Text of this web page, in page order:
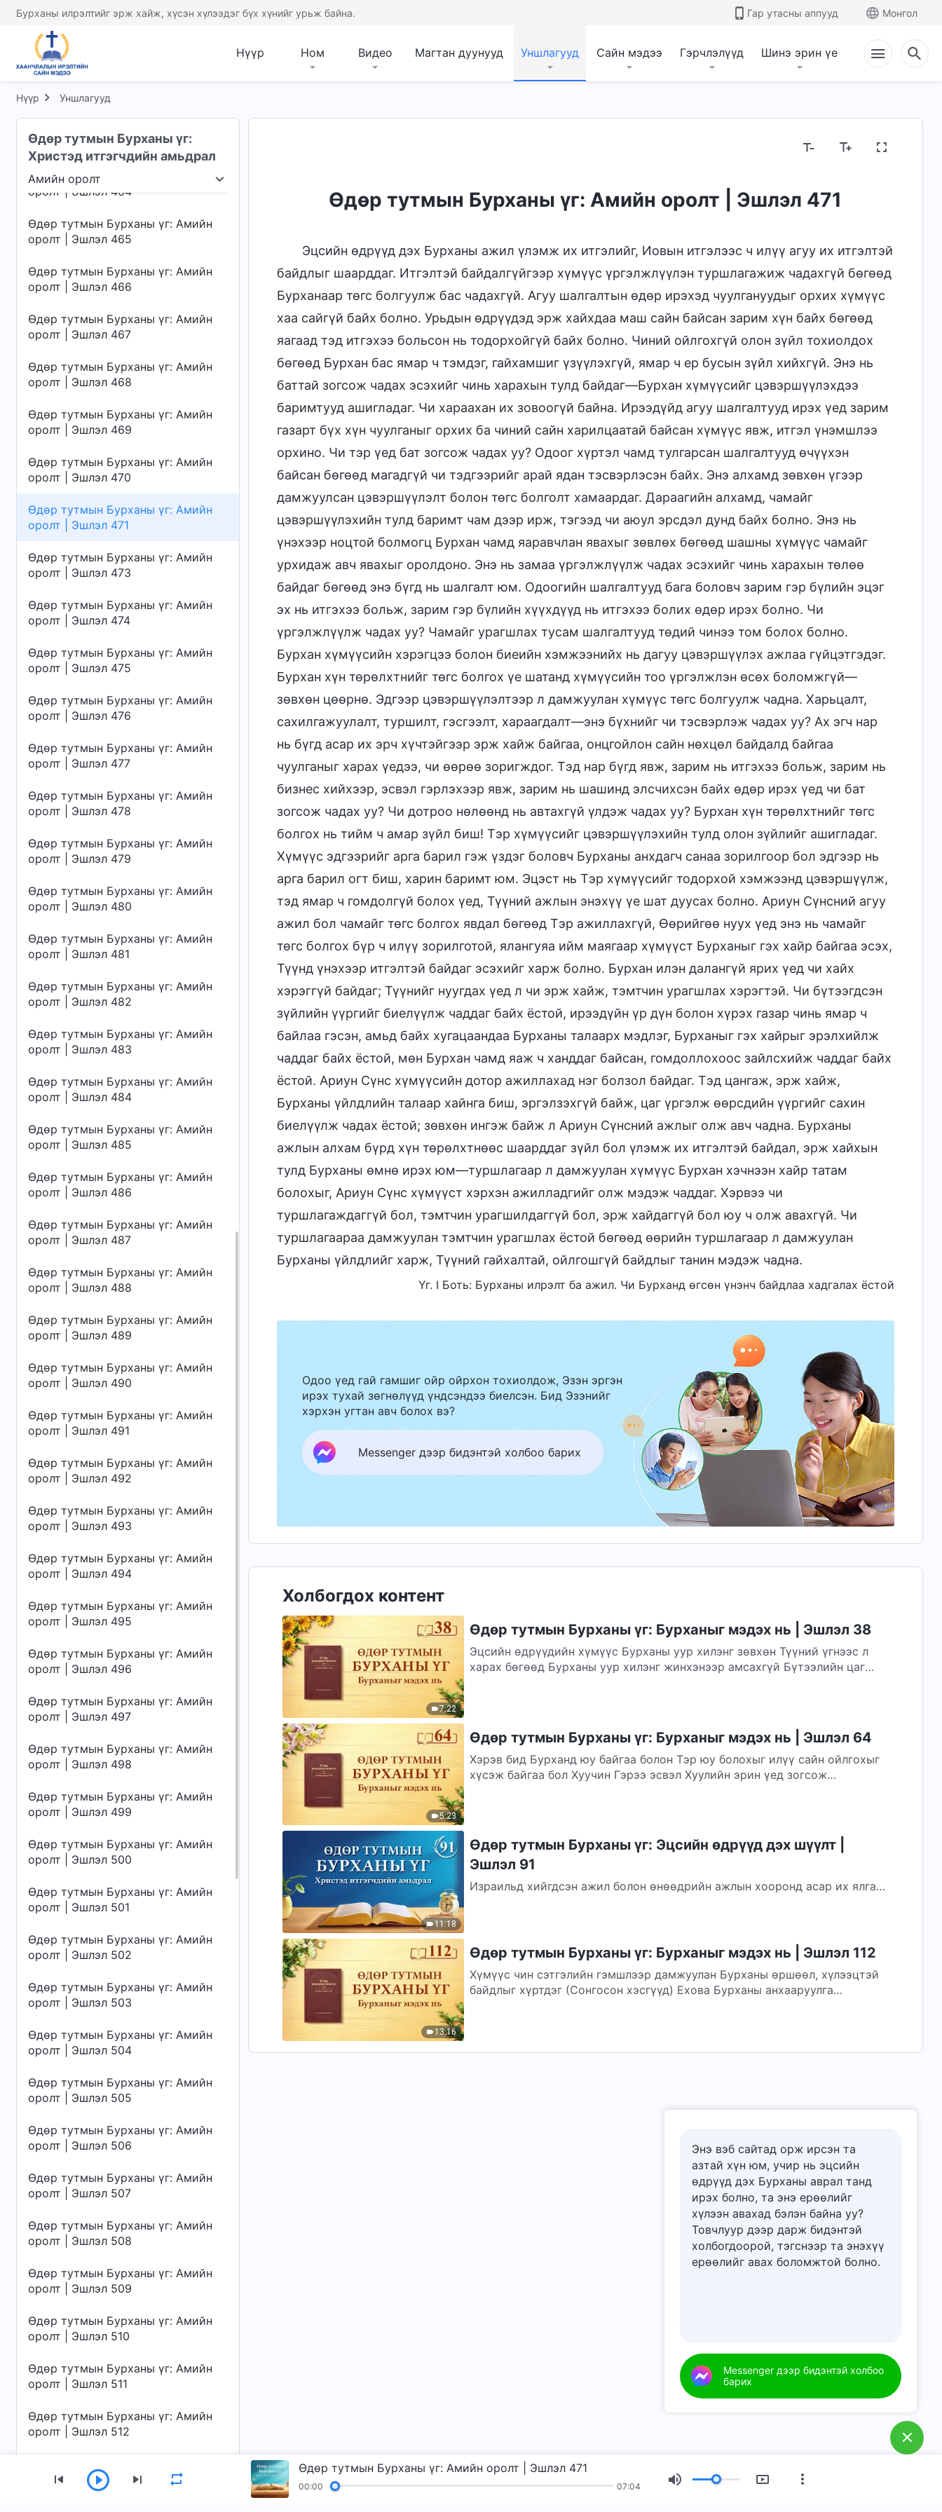
Бурханы илрэлтийг эрж хайж, хүсэн хүлээдэг бүх хүнийг урьж байна. Гар утасны аппууд Монгол
Нүүр Ном Видео Магтан дуунууд Уншлагууд Сайн мэдээ Гэрчлэлүүд Шинэ эрин үе
Нүүр Уншлагууд
Өдөр тутмын Бурханы үг:
Христэд итгэгчдийн амьдрал
Амийн оролт
нь Амийн оролт Хүрэх газар ба төгсгөл
Өдөр тутмын Бурханы үг: Амийн
оролт | Эшлэл 461
оролт | Эшлэл 462
оролт | Эшлэл 463
Өдөр тутмын Бурханы үг: Амийн
оролт | Эшлэл 464
Өдөр тутмын Бурханы үг: Амийн
оролт | Эшлэл 465
Өдөр тутмын Бурханы үг: Амийн
оролт | Эшлэл 466
Өдөр тутмын Бурханы үг: Амийн
оролт | Эшлэл 467
Өдөр тутмын Бурханы үг: Амийн
оролт | Эшлэл 468
Өдөр тутмын Бурханы үг: Амийн
оролт | Эшлэл 469
Өдөр тутмын Бурханы үг: Амийн
оролт | Эшлэл 470
Өдөр тутмын Бурханы үг: Амийн
оролт | Эшлэл 471
Өдөр тутмын Бурханы үг: Амийн
оролт | Эшлэл 473
Өдөр тутмын Бурханы үг: Амийн
оролт | Эшлэл 474
Өдөр тутмын Бурханы үг: Амийн
оролт | Эшлэл 475
Өдөр тутмын Бурханы үг: Амийн
оролт | Эшлэл 476
Өдөр тутмын Бурханы үг: Амийн
оролт | Эшлэл 477
Өдөр тутмын Бурханы үг: Амийн
оролт | Эшлэл 478
Өдөр тутмын Бурханы үг: Амийн
оролт | Эшлэл 479
Өдөр тутмын Бурханы үг: Амийн
оролт | Эшлэл 480
Өдөр тутмын Бурханы үг: Амийн
оролт | Эшлэл 481
Өдөр тутмын Бурханы үг: Амийн
оролт | Эшлэл 482
Өдөр тутмын Бурханы үг: Амийн
оролт | Эшлэл 483
Өдөр тутмын Бурханы үг: Амийн
оролт | Эшлэл 484
Өдөр тутмын Бурханы үг: Амийн
оролт | Эшлэл 485
Өдөр тутмын Бурханы үг: Амийн
оролт | Эшлэл 486
Өдөр тутмын Бурханы үг: Амийн
оролт | Эшлэл 487
Өдөр тутмын Бурханы үг: Амийн
оролт | Эшлэл 488
Өдөр тутмын Бурханы үг: Амийн
оролт | Эшлэл 489
Өдөр тутмын Бурханы үг: Амийн
оролт | Эшлэл 490
Өдөр тутмын Бурханы үг: Амийн
оролт | Эшлэл 491
Өдөр тутмын Бурханы үг: Амийн
оролт | Эшлэл 492
Өдөр тутмын Бурханы үг: Амийн
оролт | Эшлэл 493
Өдөр тутмын Бурханы үг: Амийн
оролт | Эшлэл 494
Өдөр тутмын Бурханы үг: Амийн
оролт | Эшлэл 495
Өдөр тутмын Бурханы үг: Амийн
оролт | Эшлэл 496
Өдөр тутмын Бурханы үг: Амийн
оролт | Эшлэл 497
Өдөр тутмын Бурханы үг: Амийн
оролт | Эшлэл 498
Өдөр тутмын Бурханы үг: Амийн
оролт | Эшлэл 499
Өдөр тутмын Бурханы үг: Амийн
оролт | Эшлэл 500
Өдөр тутмын Бурханы үг: Амийн
оролт | Эшлэл 501
Өдөр тутмын Бурханы үг: Амийн
оролт | Эшлэл 502
Өдөр тутмын Бурханы үг: Амийн
оролт | Эшлэл 503
Өдөр тутмын Бурханы үг: Амийн
оролт | Эшлэл 504
Өдөр тутмын Бурханы үг: Амийн
оролт | Эшлэл 505
Өдөр тутмын Бурханы үг: Амийн
оролт | Эшлэл 506
Өдөр тутмын Бурханы үг: Амийн
оролт | Эшлэл 507
Өдөр тутмын Бурханы үг: Амийн
оролт | Эшлэл 508
Өдөр тутмын Бурханы үг: Амийн
оролт | Эшлэл 509
Өдөр тутмын Бурханы үг: Амийн
оролт | Эшлэл 510
Өдөр тутмын Бурханы үг: Амийн
оролт | Эшлэл 511
Өдөр тутмын Бурханы үг: Амийн
оролт | Эшлэл 512
оролт | Эшлэл 513
Өдөр тутмын Бурханы үг: Амийн оролт | Эшлэл 471
Эцсийн өдрүүд дэх Бурханы ажил үлэмж их итгэлийг, Иовын итгэлээс ч илүү агуу их итгэлтэй
байдлыг шаарддаг. Итгэлтэй байдалгүйгээр хүмүүс үргэлжлүүлэн туршлагажиж чадахгүй бөгөөд
Бурханаар төгс болгуулж бас чадахгүй. Агуу шалгалтын өдөр ирэхэд чуулгануудыг орхих хүмүүс
хаа сайгүй байх болно. Урьдын өдрүүдэд эрж хайхдаа маш сайн байсан зарим хүн байх бөгөөд
яагаад тэд итгэхээ больсон нь тодорхойгүй байх болно. Чиний ойлгохгүй олон зүйл тохиолдох
бөгөөд Бурхан бас ямар ч тэмдэг, гайхамшиг үзүүлэхгүй, ямар ч ер бусын зүйл хийхгүй. Энэ нь
баттай зогсож чадах эсэхийг чинь харахын тулд байдаг—Бурхан хүмүүсийг цэвэршүүлэхдээ
баримтууд ашигладаг. Чи хараахан их зовоогүй байна. Ирээдүйд агуу шалгалтууд ирэх үед зарим
газарт бүх хүн чуулганыг орхих ба чиний сайн харилцаатай байсан хүмүүс явж, итгэл үнэмшлээ
орхино. Чи тэр үед бат зогсож чадах уу? Одоог хүртэл чамд тулгарсан шалгалтууд өчүүхэн
байсан бөгөөд магадгүй чи тэдгээрийг арай ядан тэсвэрлэсэн байх. Энэ алхамд зөвхөн үгээр
дамжуулсан цэвэршүүлэлт болон төгс болголт хамаардаг. Дараагийн алхамд, чамайг
цэвэршүүлэхийн тулд баримт чам дээр ирж, тэгээд чи аюул эрсдэл дунд байх болно. Энэ нь
үнэхээр ноцтой болмогц Бурхан чамд яаравчлан явахыг зөвлөх бөгөөд шашны хүмүүс чамайг
урхидаж авч явахыг оролдоно. Энэ нь замаа үргэлжлүүлж чадах эсэхийг чинь харахын төлөө
байдаг бөгөөд энэ бүгд нь шалгалт юм. Одоогийн шалгалтууд бага боловч зарим гэр бүлийн эцэг
эх нь итгэхээ больж, зарим гэр бүлийн хүүхдүүд нь итгэхээ болих өдөр ирэх болно. Чи
үргэлжлүүлж чадах уу? Чамайг урагшлах тусам шалгалтууд төдий чинээ том болох болно.
Бурхан хүмүүсийн хэрэгцээ болон биеийн хэмжээнийх нь дагуу цэвэршүүлэх ажлаа гүйцэтгэдэг.
Бурхан хүн төрөлхтнийг төгс болгох үе шатанд хүмүүсийн тоо үргэлжлэн өсөх боломжгүй—
зөвхөн цөөрнө. Эдгээр цэвэршүүлэлтээр л дамжуулан хүмүүс төгс болгуулж чадна. Харьцалт,
сахилгажуулалт, туршилт, гэсгээлт, хараагдалт—энэ бүхнийг чи тэсвэрлэж чадах уу? Ах эгч нар
нь бүгд асар их эрч хүчтэйгээр эрж хайж байгаа, онцгойлон сайн нөхцөл байдалд байгаа
чуулганыг харах үедээ, чи өөрөө зоригждог. Тэд нар бүгд явж, зарим нь итгэхээ больж, зарим нь
бизнес хийхээр, эсвэл гэрлэхээр явж, зарим нь шашинд элсчихсэн байх өдөр ирэх үед чи бат
зогсож чадах уу? Чи дотроо нөлөөнд нь автахгүй үлдэж чадах уу? Бурхан хүн төрөлхтнийг төгс
болгох нь тийм ч амар зүйл биш! Тэр хүмүүсийг цэвэршүүлэхийн тулд олон зүйлийг ашигладаг.
Хүмүүс эдгээрийг арга барил гэж үздэг боловч Бурханы анхдагч санаа зорилгоор бол эдгээр нь
арга барил огт биш, харин баримт юм. Эцэст нь Тэр хүмүүсийг тодорхой хэмжээнд цэвэршүүлж,
тэд ямар ч гомдолгүй болох үед, Түүний ажлын энэхүү үе шат дуусах болно. Ариун Сүнсний агуу
ажил бол чамайг төгс болгох явдал бөгөөд Тэр ажиллахгүй, Өөрийгөө нуух үед энэ нь чамайг
төгс болгох бүр ч илүү зорилготой, ялангуяа ийм маягаар хүмүүст Бурханыг гэх хайр байгаа эсэх,
Түүнд үнэхээр итгэлтэй байдаг эсэхийг харж болно. Бурхан илэн далангүй ярих үед чи хайх
хэрэггүй байдаг; Түүнийг нуугдах үед л чи эрж хайж, тэмтчин урагшлах хэрэгтэй. Чи бүтээгдсэн
зүйлийн үүргийг биелүүлж чаддаг байх ёстой, ирээдүйн үр дүн болон хүрэх газар чинь ямар ч
байлаа гэсэн, амьд байх хугацаандаа Бурханы талаарх мэдлэг, Бурханыг гэх хайрыг эрэлхийлж
чаддаг байх ёстой, мөн Бурхан чамд яаж ч ханддаг байсан, гомдоллохоос зайлсхийж чаддаг байх
ёстой. Ариун Сүнс хүмүүсийн дотор ажиллахад нэг болзол байдаг. Тэд цангаж, эрж хайж,
Бурханы үйлдлийн талаар хайнга биш, эргэлзэхгүй байж, цаг үргэлж өөрсдийн үүргийг сахин
биелүүлж чадах ёстой; зөвхөн ингэж байж л Ариун Сүнсний ажлыг олж авч чадна. Бурханы
ажлын алхам бүрд хүн төрөлхтнөөс шаарддаг зүйл бол үлэмж их итгэлтэй байдал, эрж хайхын
тулд Бурханы өмнө ирэх юм—туршлагаар л дамжуулан хүмүүс Бурхан хэчнээн хайр татам
болохыг, Ариун Сүнс хүмүүст хэрхэн ажилладгийг олж мэдэж чаддаг. Хэрвээ чи
туршлагаждаггүй бол, тэмтчин урагшилдаггүй бол, эрж хайдаггүй бол юу ч олж авахгүй. Чи
туршлагаараа дамжуулан тэмтчин урагшлах ёстой бөгөөд өөрийн туршлагаар л дамжуулан
Бурханы үйлдлийг харж, Түүний гайхалтай, ойлгошгүй байдлыг танин мэдэж чадна.
Үг. I Боть: Бурханы илрэлт ба ажил. Чи Бурханд өгсөн үнэнч байдлаа хадгалах ёстой
Одоо үед гай гамшиг ойр ойрхон тохиолдож, Эзэн эргэн
ирэх тухай зөгнөлүүд үндсэндээ биелсэн. Бид Эзэнийг
хэрхэн угтан авч болох вэ?
Messenger дээр бидэнтэй холбоо барих
Холбогдох контент
7:22
Өдөр тутмын Бурханы үг: Бурханыг мэдэх нь | Эшлэл 38
Эцсийн өдрүүдийн хүмүүс Бурханы уур хилэнг зөвхөн Түүний үгнээс л
харах бөгөөд Бурханы уур хилэнг жинхэнээр амсахгүй Бүтээлийн цаг
5:23
Өдөр тутмын Бурханы үг: Бурханыг мэдэх нь | Эшлэл 64
Хэрэв бид Бурханд юу байгаа болон Тэр юу болохыг илүү сайн ойлгохыг
хүсэж байгаа бол Хуучин Гэрээ эсвэл Хуулийн эрин үед зогсож
11:18
Өдөр тутмын Бурханы үг: Эцсийн өдрүүд дэх шүүлт |
Эшлэл 91
Израильд хийгдсэн ажил болон өнөөдрийн ажлын хооронд асар их ялгаа
13:16
Өдөр тутмын Бурханы үг: Бурханыг мэдэх нь | Эшлэл 112
Хүмүүс чин сэтгэлийн гэмшлээр дамжуулан Бурханы өршөөл, хүлээцтэй
байдлыг хүртдэг (Сонгосон хэсгүүд) Ехова Бурханы анхааруулга
Энэ вэб сайтад орж ирсэн та
азтай хүн юм, учир нь эцсийн
өдрүүд дэх Бурханы аврал танд
ирэх болно, та энэ ерѳѳлийг
хүлээн авахад бэлэн байна уу?
Товчлуур дээр дарж бидэнтэй
холбогдоорой, тэгснээр та энэхүү
ерѳѳлийг авах боломжтой болно.
Messenger дээр бидэнтэй холбоо
барих
Өдөр тутмын Бурханы үг: Амийн оролт | Эшлэл 471
00:00 07:04